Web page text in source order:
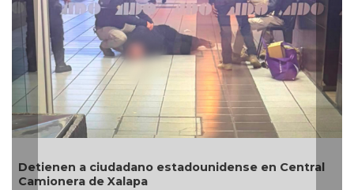
a ciudadano estadounidense en Central
de Xalapa
Revelan